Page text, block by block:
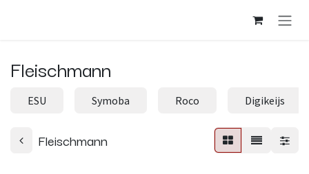
Fleischmann
ESU Symoba Roco Digikeijs
Fleischmann